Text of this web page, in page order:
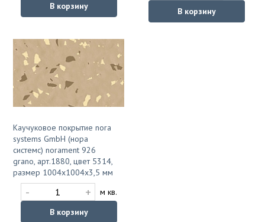
В корзину
В корзину
Каучуковое покрытие nora
systems GmbH (нора
системс) norament 926
grano, арт.1880, цвет 5314,
размер 1004х1004х3,5 мм
- +
м кв.
В корзину